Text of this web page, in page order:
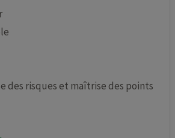
des risques et maîtrise des points